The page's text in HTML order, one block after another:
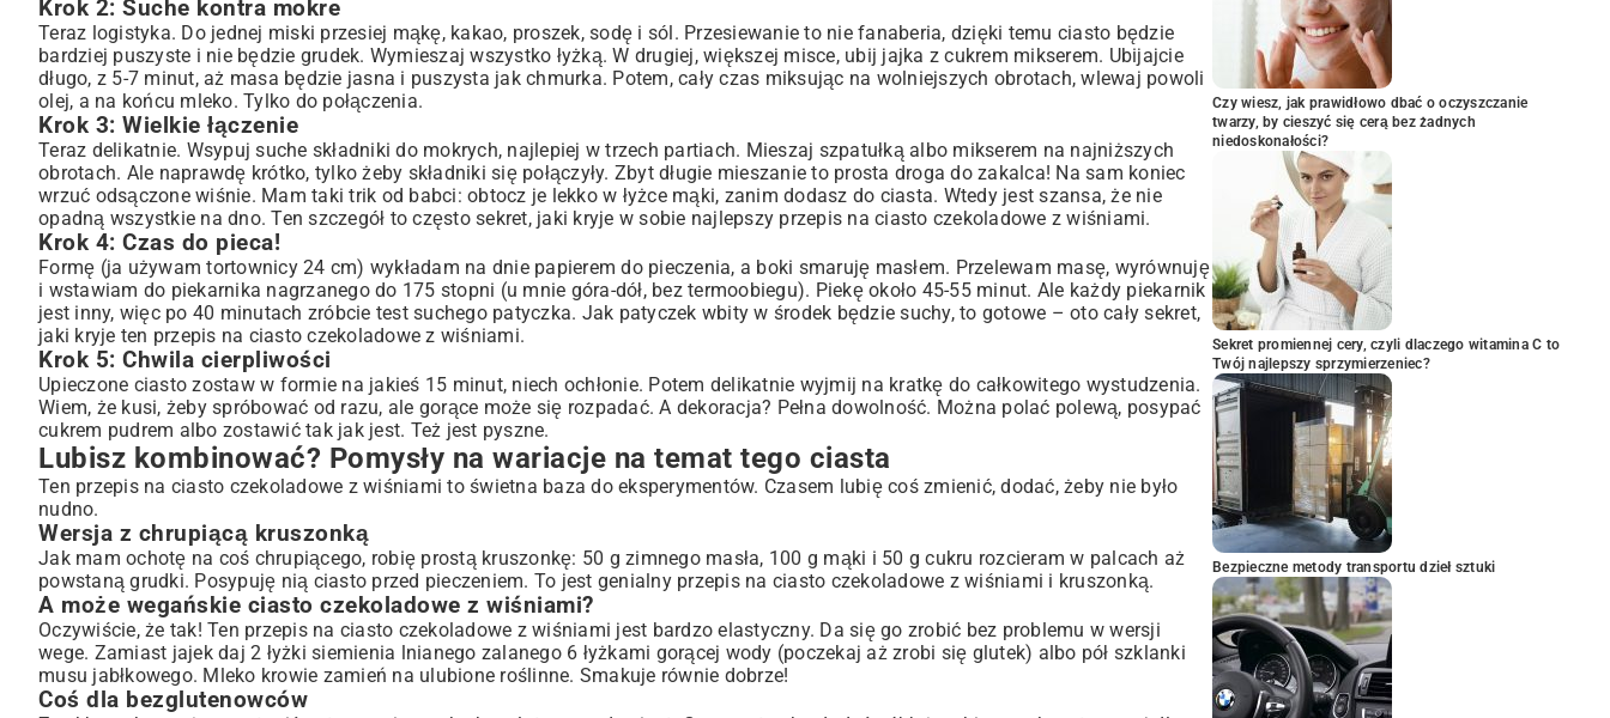
Krok 2: Suche kontra mokre
Teraz logistyka. Do jednej miski przesiej mąkę, kakao, proszek, sodę i sól. Przesiewanie to nie fanaberia, dzięki temu ciasto będzie
bardziej puszyste i nie będzie grudek. Wymieszaj wszystko łyżką. W drugiej, większej misce, ubij jajka z cukrem mikserem. Ubijajcie
długo, z 5-7 minut, aż masa będzie jasna i puszysta jak chmurka. Potem, cały czas miksując na wolniejszych obrotach, wlewaj powoli
olej, a na końcu mleko. Tylko do połączenia.
Krok 3: Wielkie łączenie
Teraz delikatnie. Wsypuj suche składniki do mokrych, najlepiej w trzech partiach. Mieszaj szpatułką albo mikserem na najniższych
obrotach. Ale naprawdę krótko, tylko żeby składniki się połączyły. Zbyt długie mieszanie to prosta droga do zakalca! Na sam koniec
wrzuć odsączone wiśnie. Mam taki trik od babci: obtocz je lekko w łyżce mąki, zanim dodasz do ciasta. Wtedy jest szansa, że nie
opadną wszystkie na dno. Ten szczegół to często sekret, jaki kryje w sobie najlepszy przepis na ciasto czekoladowe z wiśniami.
Krok 4: Czas do pieca!
Formę (ja używam tortownicy 24 cm) wykładam na dnie papierem do pieczenia, a boki smaruję masłem. Przelewam masę, wyrównuję
i wstawiam do piekarnika nagrzanego do 175 stopni (u mnie góra-dół, bez termoobiegu). Piekę około 45-55 minut. Ale każdy piekarnik
jest inny, więc po 40 minutach zróbcie test suchego patyczka. Jak patyczek wbity w środek będzie suchy, to gotowe – oto cały sekret,
jaki kryje ten przepis na ciasto czekoladowe z wiśniami.
Krok 5: Chwila cierpliwości
Upieczone ciasto zostaw w formie na jakieś 15 minut, niech ochłonie. Potem delikatnie wyjmij na kratkę do całkowitego wystudzenia.
Wiem, że kusi, żeby spróbować od razu, ale gorące może się rozpadać. A dekoracja? Pełna dowolność. Można polać polewą, posypać
cukrem pudrem albo zostawić tak jak jest. Też jest pyszne.
Lubisz kombinować? Pomysły na wariacje na temat tego ciasta
Ten przepis na ciasto czekoladowe z wiśniami to świetna baza do eksperymentów. Czasem lubię coś zmienić, dodać, żeby nie było
nudno.
Wersja z chrupiącą kruszonką
Jak mam ochotę na coś chrupiącego, robię prostą kruszonkę: 50 g zimnego masła, 100 g mąki i 50 g cukru rozcieram w palcach aż
powstaną grudki. Posypuję nią ciasto przed pieczeniem. To jest genialny przepis na ciasto czekoladowe z wiśniami i kruszonką.
A może wegańskie ciasto czekoladowe z wiśniami?
Oczywiście, że tak! Ten przepis na ciasto czekoladowe z wiśniami jest bardzo elastyczny. Da się go zrobić bez problemu w wersji
wege. Zamiast jajek daj 2 łyżki siemienia lnianego zalanego 6 łyżkami gorącej wody (poczekaj aż zrobi się glutek) albo pół szklanki
musu jabłkowego. Mleko krowie zamień na ulubione roślinne. Smakuje równie dobrze!
Coś dla bezglutenowców
Czy wiesz, jak prawidłowo dbać o oczyszczanie
twarzy, by cieszyć się cerą bez żadnych
niedoskonałości?
Sekret promiennej cery, czyli dlaczego witamina C to
Twój najlepszy sprzymierzeniec?
Bezpieczne metody transportu dzieł sztuki